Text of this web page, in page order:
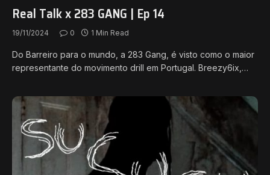
Real Talk x 283 GANG | Ep 14
19/11/2024 0 1 Min Read
Do Barreiro para o mundo, a 283 Gang, é visto como o maior
representante do movimento drill em Portugal. Breezy6ix,…